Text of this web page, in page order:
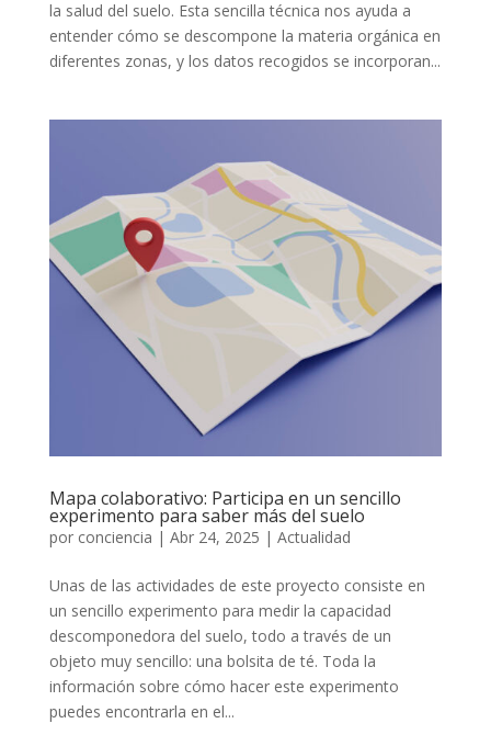
la salud del suelo. Esta sencilla técnica nos ayuda a
entender cómo se descompone la materia orgánica en
diferentes zonas, y los datos recogidos se incorporan...
Mapa colaborativo: Participa en un sencillo
experimento para saber más del suelo
por conciencia | Abr 24, 2025 | Actualidad
Unas de las actividades de este proyecto consiste en
un sencillo experimento para medir la capacidad
descomponedora del suelo, todo a través de un
objeto muy sencillo: una bolsita de té. Toda la
información sobre cómo hacer este experimento
puedes encontrarla en el...